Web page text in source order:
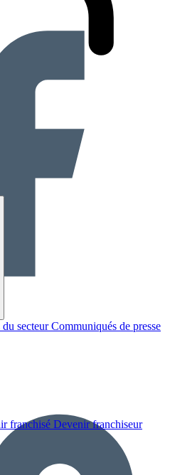
secteur Communiqués de presse
franchisé Devenir franchiseur